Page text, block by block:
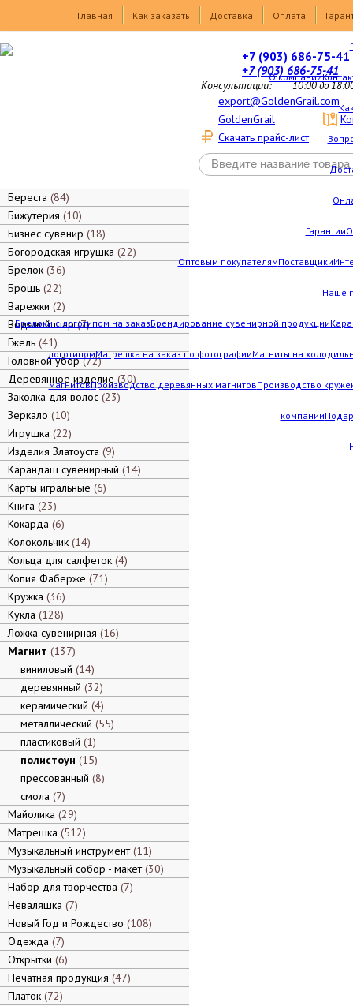
Главная
Как заказать Доставка Оплата
О компании
Гарантии
Оптовым покупателямПоставщики
Наше
Брелоки с логотипом на заказБрендирование сувенирной продукции
логотипомМатрешка на заказ по фотографииМагниты на
магнитовПроизводство деревянных магнитовПроизводство
компании
+7 (903) 686-75-41
+7 (903) 686-75-41
Консультации: 10:00 до
export@GoldenGrail.com
GoldenGrail
Скачать прайс-лист
Береста 84
Бижутерия 10
Бизнес сувенир 18
Богородская игрушка 22
Брелок 36
Брошь 22
Варежки 2
Водяной шар 7
Гжель 41
Головной убор 72
Деревянное изделие 30
Заколка для волос 23
Зеркало 10
Игрушка 22
Изделия Златоуста 9
Карандаш сувенирный 14
Карты игральные 6
Книга 23
Кокарда 6
Колокольчик 14
Кольца для салфеток 4
Копия Фаберже 71
Кружка 36
Кукла 128
Ложка сувенирная 16
Магнит 137
виниловый 14
деревянный 32
керамический 4
металлический 55
пластиковый 1
полистоун 15
прессованный 8
смола 7
Майолика 29
Матрешка 512
Музыкальный инструмент 11
Музыкальный собор - макет 30
Набор для творчества 7
Неваляшка 7
Новый Год и Рождество 108
Одежда 7
Открытки 6
Печатная продукция 47
Платок 72